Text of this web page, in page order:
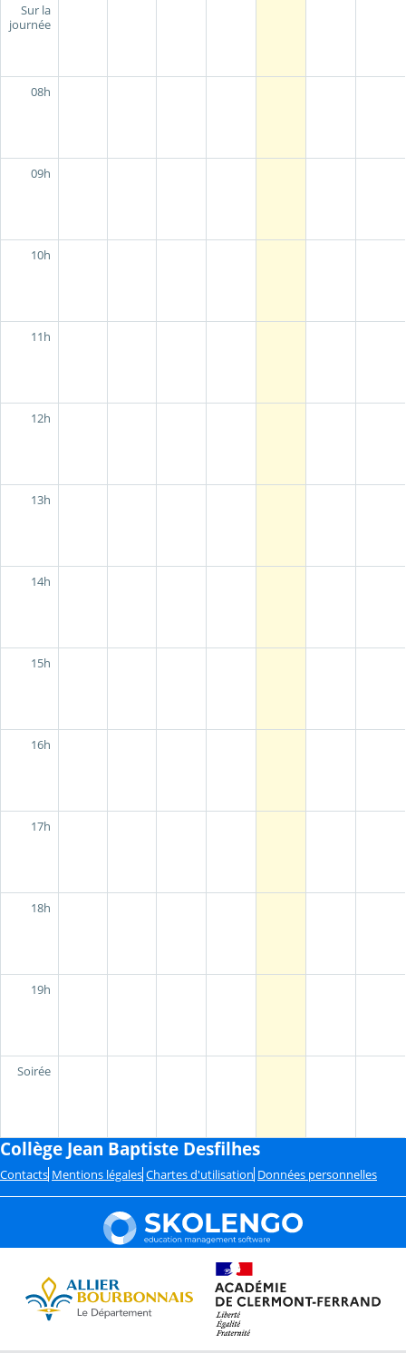
Sur la
journée
08h
09h
10h
11h
12h
13h
14h
15h
16h
17h
18h
19h
Soirée
Collège Jean Baptiste Desfilhes
Contacts Mentions légales Chartes d'utilisation Données personnelles